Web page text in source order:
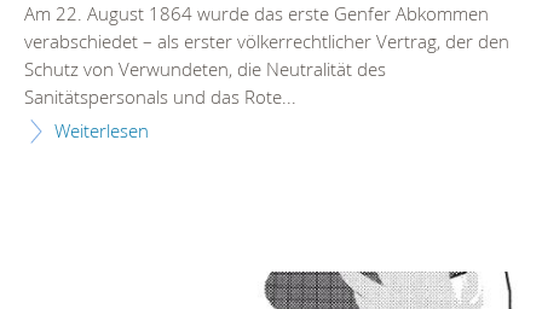
Am 22. August 1864 wurde das erste Genfer Abkommen
verabschiedet – als erster völkerrechtlicher Vertrag, der den
Schutz von Verwundeten, die Neutralität des
Sanitätspersonals und das Rote...
Weiterlesen